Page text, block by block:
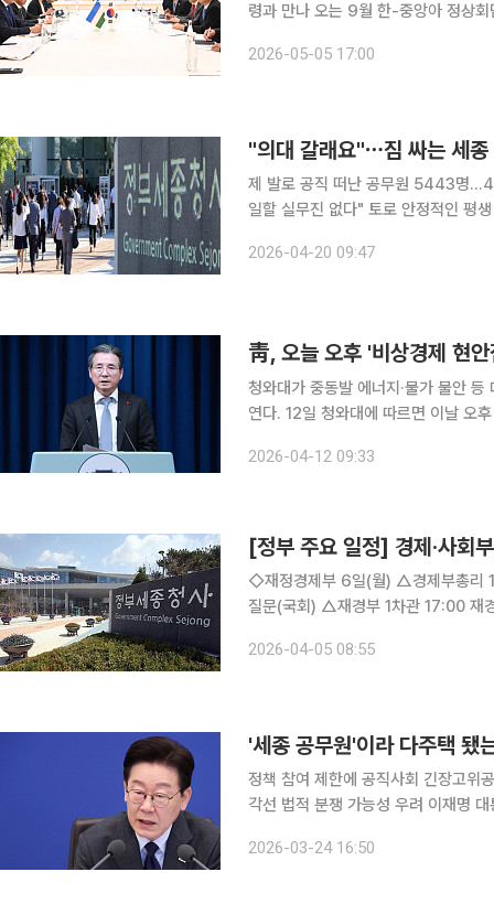
령과 만나 오는 9월 한-중앙아 정상회
한-중앙아 정상회담 계기 양국의 경
2026-05-05 17:00
"의대 갈래요"⋯짐 싸는 세
제 발로 공직 떠난 공무원 5443명
일할 실무진 없다" 토로 안정적인 평생 직장으로 불리던 공직 사회의 위상이 흔들리고 있다. 과거 젊
2026-04-20 09:47
靑, 오늘 오후 '비상경제 현
청와대가 중동발 에너지·물가 불안
연다. 12일 청와대에 따르면 이날 오후 2시 정책실장 주재로 ‘비상경제 현안점검회의’가 개최하고,
상승과 공급망 불확실성, 물가 압력
2026-04-12 09:33
[정부 주요 일정] 경제·사
◇재정경제부 6일(월) △경제부총리 10:00 국무회의 겸 비상경제점검회의(청와대), 14:00 대정부
질문(국회) △재경부 1차관 17:00 재
△2025회계연도 국가결산 결과 △아
2026-04-05 08:55
정책 참여 제한에 공직사회 긴장고위
각선 법적 분쟁 가능성 우려 이재명 대통령이 다주택을 보유한 공직자를 부동산 정책 논의에서 배제
사례가 적지 않아 실질적인 적용 기준
2026-03-24 16:50